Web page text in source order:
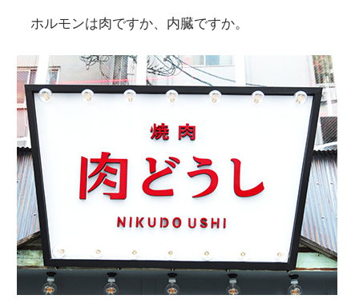
ホルモンは肉ですか、内臓ですか。